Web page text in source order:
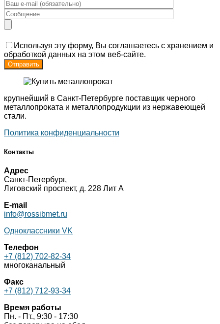
Используя эту форму, Вы соглашаетесь с хранением и
обработкой данных на этом веб-сайте.
крупнейший в Санкт-Петербурге поставщик черного
металлопроката и металлопродукции из нержавеющей
стали.
Политика конфиденциальности
Контакты
Адрес
Санкт-Петербург,
Лиговский проспект, д. 228 Лит А
E-mail
info@rossibmet.ru
Одноклассники VK
Телефон
+7 (812) 702-82-34
многоканальный
Факс
+7 (812) 712-93-34
Время работы
Пн. - Пт., 9:30 - 17:30